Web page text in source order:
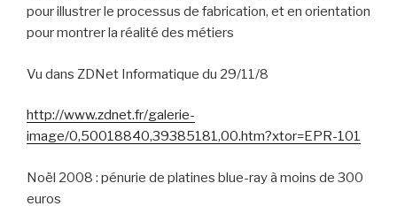
pour illustrer le processus de fabrication, et en orientation
pour montrer la réalité des métiers
Vu dans ZDNet Informatique du 29/11/8
http://www.zdnet.fr/galerie-
image/0,50018840,39385181,00.htm?xtor=EPR-101
Noël 2008 : pénurie de platines blue-ray à moins de 300
euros